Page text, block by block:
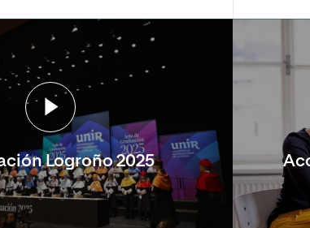
Logroño 2025